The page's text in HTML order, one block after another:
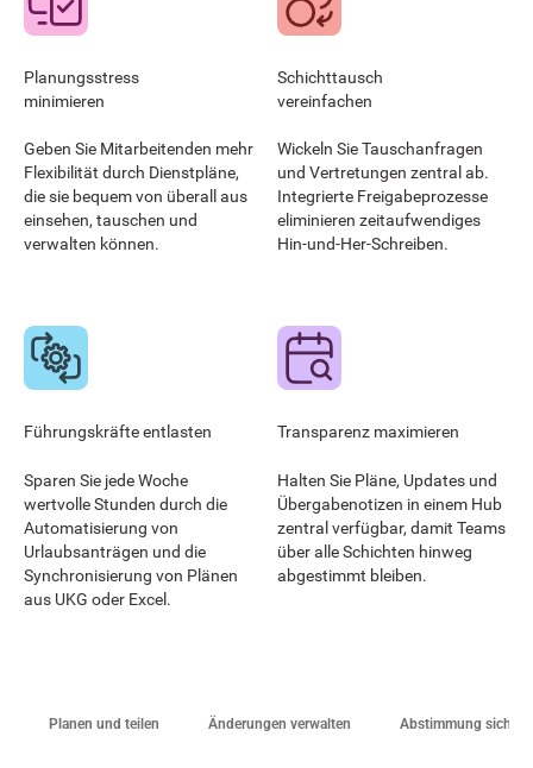
Planungsstress
minimieren
Geben Sie Mitarbeitenden mehr
Flexibilität durch Dienstpläne,
die sie bequem von überall aus
einsehen, tauschen und
verwalten können.
Schichttausch
vereinfachen
Wickeln Sie Tauschanfragen
und Vertretungen zentral ab.
Integrierte Freigabeprozesse
eliminieren zeitaufwendiges
Hin-und-Her-Schreiben.
Führungskräfte entlasten
Sparen Sie jede Woche
wertvolle Stunden durch die
Automatisierung von
Urlaubsanträgen und die
Synchronisierung von Plänen
aus UKG oder Excel.
Transparenz maximieren
Halten Sie Pläne, Updates und
Übergabenotizen in einem Hub
zentral verfügbar, damit Teams
über alle Schichten hinweg
abgestimmt bleiben.
Planen und teilen Änderungen verwalten Abstimmung sichern